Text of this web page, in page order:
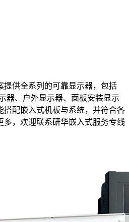
提供全系列的可靠显示器，包括
器、户外显示器、面板安装显示
搭配嵌入式机板与系统，并符合各
多，欢迎联系研华嵌入式服务专线